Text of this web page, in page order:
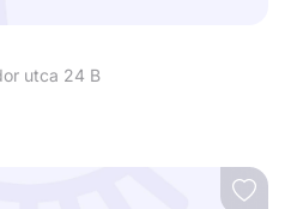
utca 24 B